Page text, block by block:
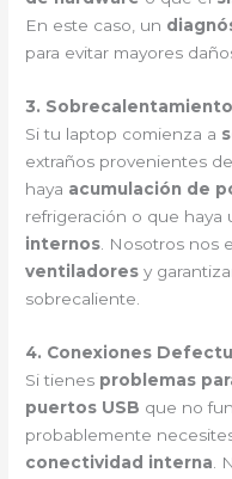
En este caso, un
para evitar mayores
3.
Si tu laptop comienza a
extraños provenientes
haya acumulación de
refrigeración o que haya
internos . Nosotros nos
ventiladores y
sobrecaliente.
4. Conexiones
Si tienes problemas
puertos USB que no
probablemente
conectividad interna .